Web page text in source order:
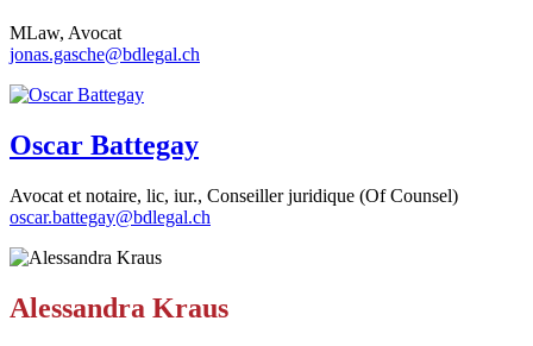
MLaw, Avocat
jonas.gasche@bdlegal.ch
Oscar Battegay
Avocat et notaire, lic, iur., Conseiller juridique (Of Counsel)
oscar.battegay@bdlegal.ch
Alessandra Kraus